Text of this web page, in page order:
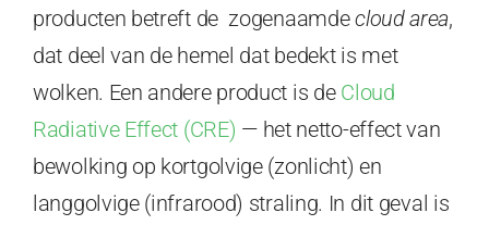
producten betreft de zogenaamdecloud area,
dat deel van de hemel dat bedekt is met
wolken. Een andere product is de Cloud
Radiative Effect (CRE) — het netto-effect van
bewolking op kortgolvige (zonlicht) en
langgolvige (infrarood) straling. In dit geval is